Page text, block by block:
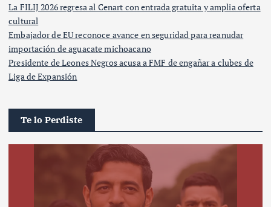
La FILIJ 2026 regresa al Cenart con entrada gratuita y amplia oferta
cultural
Embajador de EU reconoce avance en seguridad para reanudar
importación de aguacate michoacano
Presidente de Leones Negros acusa a FMF de engañar a clubes de
Liga de Expansión
Te lo Perdiste